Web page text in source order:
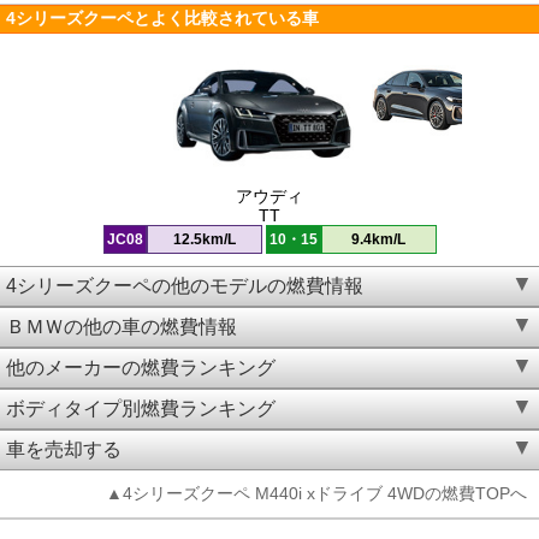
4シリーズクーペとよく比較されている車
アウディ
TT
JC08 12.5km/L 10・15 9.4km/L
4シリーズクーペの他のモデルの燃費情報
ＢＭＷの他の車の燃費情報
他のメーカーの燃費ランキング
ボディタイプ別燃費ランキング
車を売却する
▲4シリーズクーペ M440i xドライブ 4WDの燃費TOPへ